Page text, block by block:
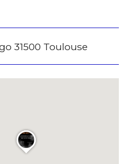
31500 Toulouse